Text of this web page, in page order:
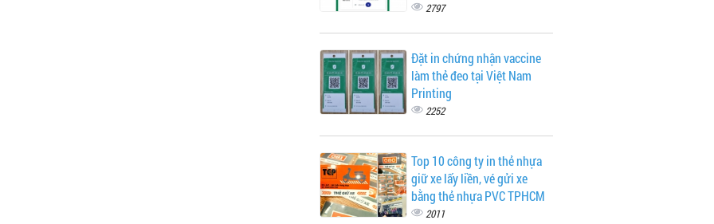
2797
Đặt in chứng nhận vaccine
làm thẻ đeo tại Việt Nam
Printing
2252
Top 10 công ty in thẻ nhựa
giữ xe lấy liền, vé gửi xe
bằng thẻ nhựa PVC TPHCM
2011